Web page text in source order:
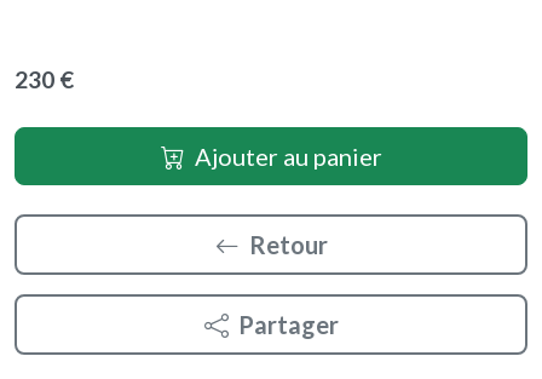
230 €
Ajouter au panier
Retour
Partager